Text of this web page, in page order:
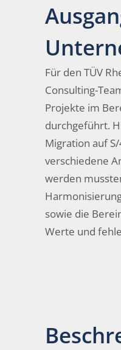
Für den TÜV
Consulting-
Projekte im
durchgeführt.
Migration auf
verschiedene
werden
sowie die
Werte und